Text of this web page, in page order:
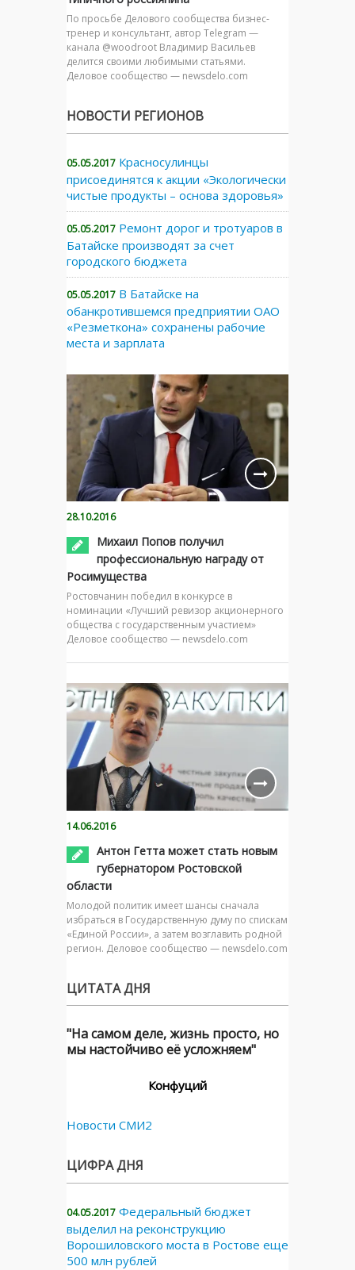
По просьбе Делового сообщества бизнес-
тренер и консультант, автор Telegram —
канала @woodroot Владимир Васильев
делится своими любимыми статьями.
Деловое сообщество — newsdelo.com
НОВОСТИ РЕГИОНОВ
05.05.2017 Красносулинцы
присоединятся к акции «Экологически
чистые продукты – основа здоровья»
05.05.2017 Ремонт дорог и тротуаров в
Батайске производят за счет
городского бюджета
05.05.2017 В Батайске на
обанкротившемся предприятии ОАО
«Резметкона» сохранены рабочие
места и зарплата
28.10.2016
Михаил Попов получил
профессиональную награду от
Росимущества
Ростовчанин победил в конкурсе в
номинации «Лучший ревизор акционерного
общества с государственным участием»
Деловое сообщество — newsdelo.com
14.06.2016
Антон Гетта может стать новым
губернатором Ростовской
области
Молодой политик имеет шансы сначала
избраться в Государственную думу по спискам
«Единой России», а затем возглавить родной
регион. Деловое сообщество — newsdelo.com
ЦИТАТА ДНЯ
"На самом деле, жизнь просто, но
мы настойчиво её усложняем"
Конфуций
Новости СМИ2
ЦИФРА ДНЯ
04.05.2017 Федеральный бюджет
выделил на реконструкцию
Ворошиловского моста в Ростове еще
500 млн рублей